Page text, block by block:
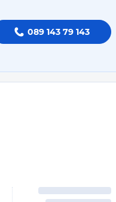
089 143 79 143